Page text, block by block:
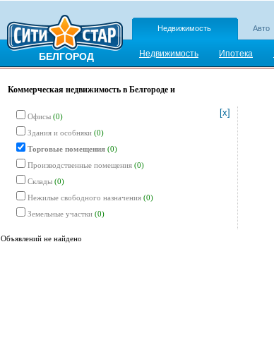
БЕЛГОРОД
Недвижимость Авто
Недвижимость Ипотека
Коммерческая недвижимость в Белгороде и
Офисы (0)
Здания и особняки (0)
Торговые помещения (0)
Производственные помещения (0)
Склады (0)
Нежилые свободного назначения (0)
Земельные участки (0)
[x]
Объявлений не найдено